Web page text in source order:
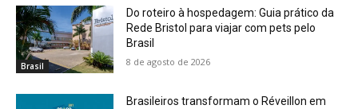
Brasil
Do roteiro à hospedagem: Guia prático da
Rede Bristol para viajar com pets pelo
Brasil
8 de agosto de 2026
Brasileiros transformam o Réveillon em